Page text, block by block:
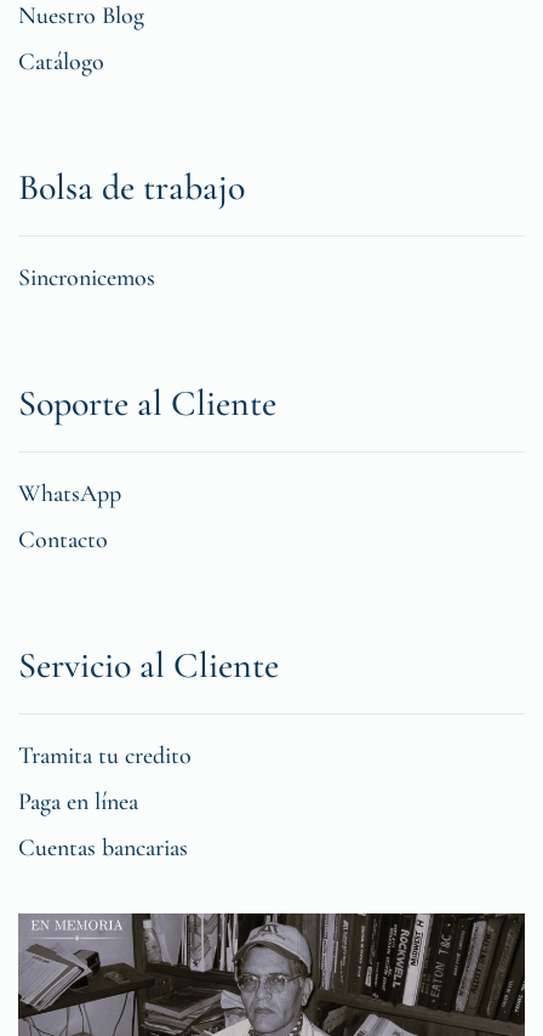
Nuestro Blog
Catálogo
Bolsa de trabajo
Sincronicemos
Soporte al Cliente
WhatsApp
Contacto
Servicio al Cliente
Tramita tu credito
Paga en línea
Cuentas bancarias